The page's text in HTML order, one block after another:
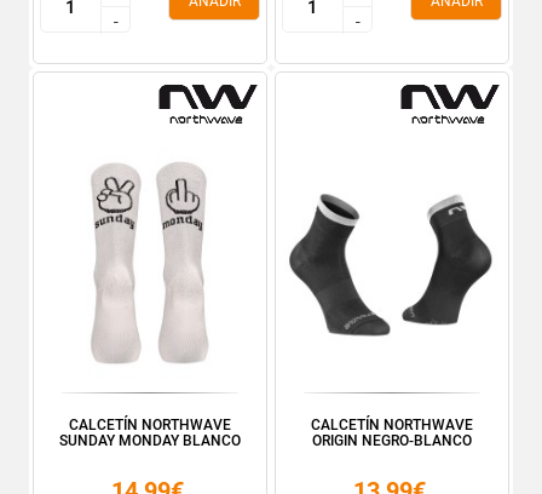
--
--
CALCETÍN NORTHWAVE
SUNDAY MONDAY BLANCO
CALCETÍN NORTHWAVE
ORIGIN NEGRO-BLANCO